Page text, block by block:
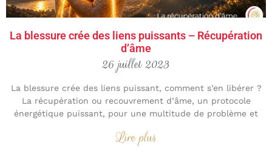
La blessure crée des liens puissants – Récupération
d’âme
26 juillet 2023
La blessure crée des liens puissant, comment s’en libérer ?
La récupération ou recouvrement d’âme, un protocole
énergétique puissant, pour une multitude de problème et
Lire plus